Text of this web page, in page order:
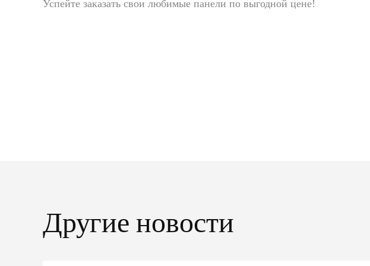
Успейте заказать свои любимые панели по выгодной цене!
Другие новости